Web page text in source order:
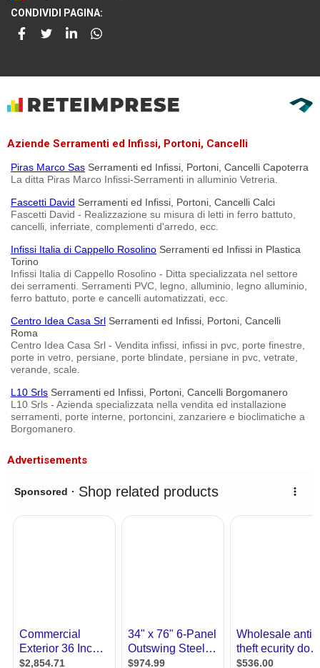
CONDIVIDI PAGINA:
Aziende Serramenti ed Infissi, Portoni, Cancelli
Piras Marco Sas Serramenti ed Infissi, Portoni, Cancelli Capoterra
La ditta Piras Marco Infissi-Serramenti in alluminio Vetreria.
Fascetti David Serramenti ed Infissi, Portoni, Cancelli Calci
Fascetti David - Realizzazione su misura di letti in ferro battuto,
cancelli, inferriate, complementi d'arredo, ecc.
Infissi Italia di Cappello Rosolino Serramenti ed Infissi in Plastica
Torino
Infissi Italia di Cappello Rosolino - Ditta specializzata nel settore
dei serramenti. Serramenti PVC, legno, alluminio, legno alluminio,
ferro battuto, porte e cancelli automatizzati, ecc.
Centro Idea Casa Srl Serramenti ed Infissi, Portoni, Cancelli
Roma
Centro Idea Casa Srl - Vendita infissi, infissi in pvc, porte finestre,
porte in vetro, persiane, porte blindate, persiane in pvc, vetrate,
verande, scale.
L10 Srls Serramenti ed Infissi, Portoni, Cancelli Borgomanero
L10 Srls - Azienda specializzata nella vendita ed installazione
serramenti, porte interne, portoncini, zanzariere e bioclimatiche a
Borgomanero.
Advertisements